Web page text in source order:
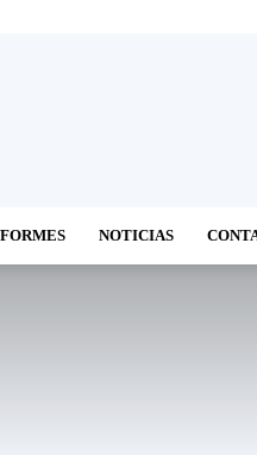
NOTICIAS